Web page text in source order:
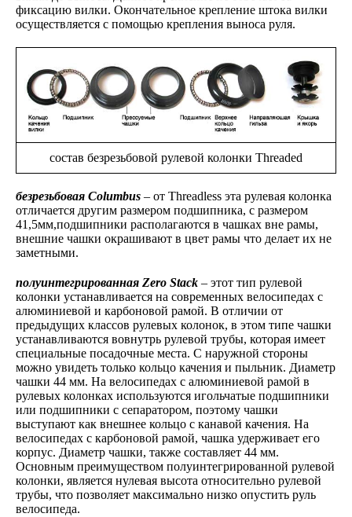
фиксацию вилки. Окончательное крепление штока вилки
осуществляется с помощью крепления выноса руля.
состав безрезьбовой рулевой колонки Threaded
безрезьбовая Columbus – от Threadless эта рулевая колонка
отличается другим размером подшипника, с размером
41,5мм,подшипники располагаются в чашках вне рамы,
внешние чашки окрашивают в цвет рамы что делает их не
заметными.
полуинтегрированная Zero Stack – этот тип рулевой
колонки устанавливается на современных велосипедах с
алюминиевой и карбоновой рамой. В отличии от
предыдущих классов рулевых колонок, в этом типе чашки
устанавливаются вовнутрь рулевой трубы, которая имеет
специальные посадочные места. С наружной стороны
можно увидеть только кольцо качения и пыльник. Диаметр
чашки 44 мм. На велосипедах с алюминиевой рамой в
рулевых колонках используются игольчатые подшипники
или подшипники с сепаратором, поэтому чашки
выступают как внешнее кольцо с канавой качения. На
велосипедах с карбоновой рамой, чашка удерживает его
корпус. Диаметр чашки, также составляет 44 мм.
Основным преимуществом полуинтегрированной рулевой
колонки, является нулевая высота относительно рулевой
трубы, что позволяет максимально низко опустить руль
велосипеда.